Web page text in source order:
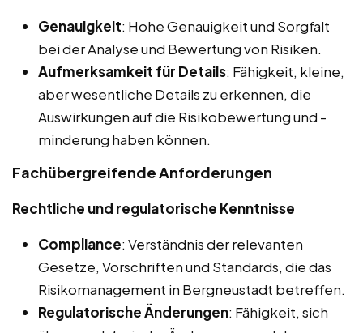
Genauigkeit: Hohe Genauigkeit und Sorgfalt
bei der Analyse und Bewertung von Risiken.
Aufmerksamkeit für Details: Fähigkeit, kleine,
aber wesentliche Details zu erkennen, die
Auswirkungen auf die Risikobewertung und -
minderung haben können.
Fachübergreifende Anforderungen
Rechtliche und regulatorische Kenntnisse
Compliance: Verständnis der relevanten
Gesetze, Vorschriften und Standards, die das
Risikomanagement in Bergneustadt betreffen.
Regulatorische Änderungen: Fähigkeit, sich